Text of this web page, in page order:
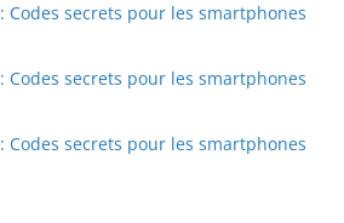
: Codes secrets pour les smartphones
: Codes secrets pour les smartphones
: Codes secrets pour les smartphones